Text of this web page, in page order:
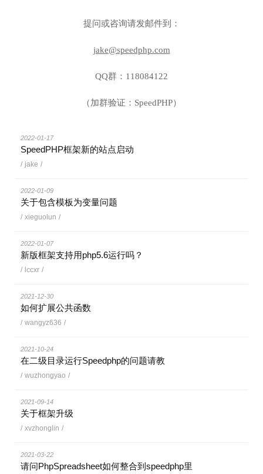
提问或咨询请发邮件到：
jake@speedphp.com
QQ群：118084122
（加群验证：SpeedPHP）
2022-01-17
SpeedPHP框架新的站点启动
/ jake /
2022-01-09
关于包含模板为变量问题
/ xieguolun /
2022-01-07
新版框架支持用php5.6运行吗？
/ lccxr /
2021-12-30
如何扩展公共函数
/ wangyz636 /
2021-10-24
在二级目录运行Speedphp的问题请教
/ wuzhongyao /
2021-09-14
关于框架升级
/ xvzhonglin /
2021-03-22
请问PhpSpreadsheet如何整合到speedphp里